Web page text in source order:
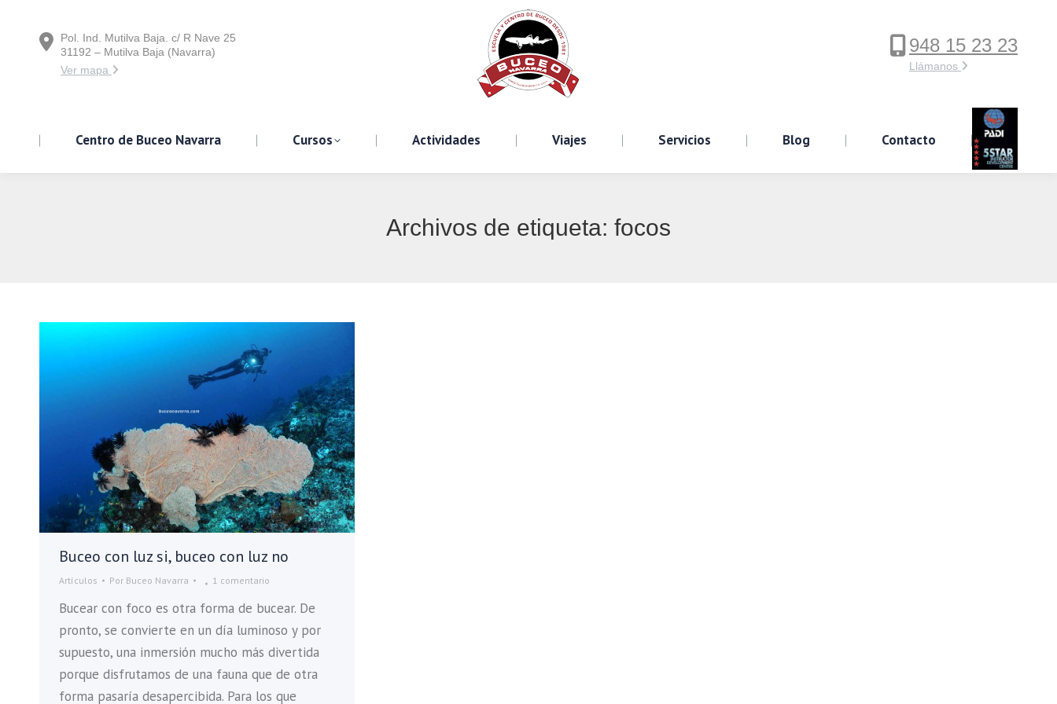
Pol. Ind. Mutilva Baja. c/ R Nave 25
31192 – Mutilva Baja (Navarra)
Ver mapa
948 15 23 23
Llámanos
Centro de Buceo Navarra Cursos Actividades Viajes Servicios Blog Contacto
Archivos de etiqueta: focos
Buceo con luz si, buceo con luz no
Artículos Por Buceo Navarra 1 comentario
Bucear con foco es otra forma de bucear. De
pronto, se convierte en un día luminoso y por
supuesto, una inmersión mucho más divertida
porque disfrutamos de una fauna que de otra
forma pasaría desapercibida. Para los que
Centro de Buceo Navarra Actividades Contacto